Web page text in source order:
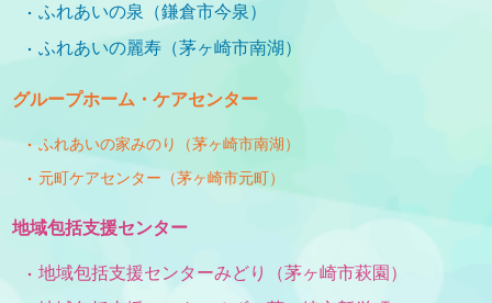
ふれあいの泉（鎌倉市今泉）
ふれあいの麗寿（茅ヶ崎市南湖）
グループホーム・ケアセンター
ふれあいの家みのり（茅ヶ崎市南湖）
元町ケアセンター（茅ヶ崎市元町）
地域包括支援センター
地域包括支援センターみどり（茅ヶ崎市萩園）